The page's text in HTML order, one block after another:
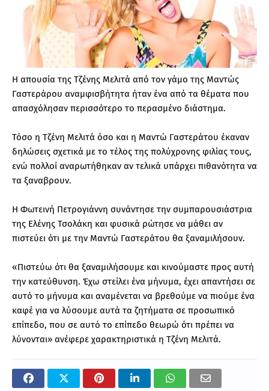
Η απουσία της Τζένης Μελιτά από τον γάμο της Μαντώς
Γαστεράρου αναμφισβήτητα ήταν ένα από τα θέματα που
απασχόλησαν περισσότερο το περασμένο διάστημα.
Τόσο η Τζένη Μελιτά όσο και η Μαντώ Γαστεράτου έκαναν
δηλώσεις σχετικά με το τέλος της πολύχρονης φιλίας τους,
ενώ πολλοί αναρωτήθηκαν αν τελικά υπάρχει πιθανότητα να
τα ξαναβρουν.
Η Φωτεινή Πετρογιάννη συνάντησε την συμπαρουσιάστρια
της Ελένης Τσολάκη και φυσικά ρώτησε να μάθει αν
πιστεύει ότι με την Μαντώ Γαστεράτου θα ξαναμιλήσουν.
«Πιστεύω ότι θα ξαναμιλήσουμε και κινούμαστε προς αυτή
την κατεύθυνση. Έχω στείλει ένα μήνυμα, έχει απαντήσει σε
αυτό το μήνυμα και αναμένεται να βρεθούμε να πιούμε ένα
καφέ για να λύσουμε αυτά τα ζητήματα σε προσωπικό
επίπεδο, που σε αυτό το επίπεδο θεωρώ ότι πρέπει να
λύνονται» ανέφερε χαρακτηριστικά η Τζένη Μελιτά.